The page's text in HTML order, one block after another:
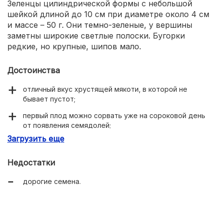
Зеленцы цилиндрической формы с небольшой
шейкой длиной до 10 см при диаметре около 4 см
и массе – 50 г. Они темно-зеленые, у вершины
заметны широкие светлые полоски. Бугорки
редкие, но крупные, шипов мало.
Достоинства
отличный вкус хрустящей мякоти, в которой не
бывает пустот;
первый плод можно сорвать уже на сороковой день
от появления семядолей;
длительное плодоношение;
Загрузить еще
Недостатки
дорогие семена.